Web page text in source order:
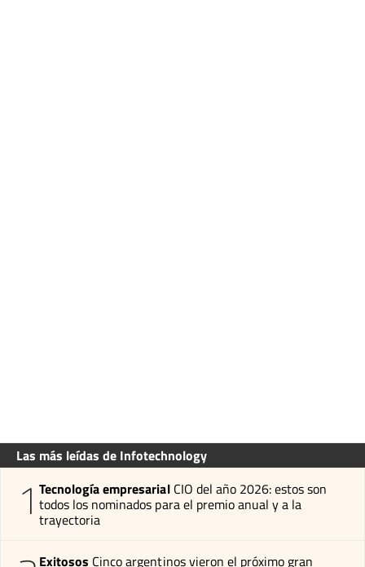
Las más leídas de Infotechnology
1 Tecnología empresarial CIO del año 2026: estos son
todos los nominados para el premio anual y a la
trayectoria
Exitosos Cinco argentinos vieron el próximo gran